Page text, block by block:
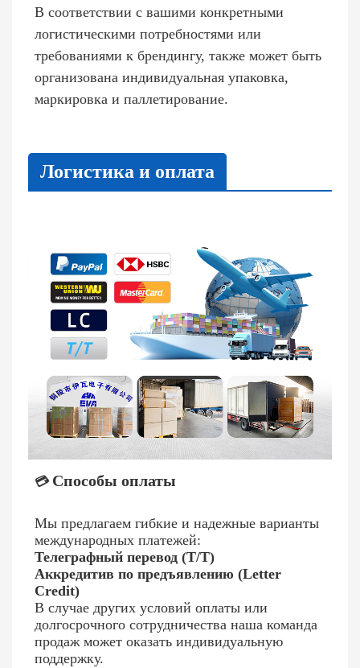
В соответствии с вашими конкретными
логистическими потребностями или
требованиями к брендингу, также может быть
организована индивидуальная упаковка,
маркировка и паллетирование.
Логистика и оплата
💳 Способы оплаты
Мы предлагаем гибкие и надежные варианты
международных платежей:
Телеграфный перевод (T/T)
Аккредитив по предъявлению (Letter
Credit)
В случае других условий оплаты или
долгосрочного сотрудничества наша команда
продаж может оказать индивидуальную
поддержку.